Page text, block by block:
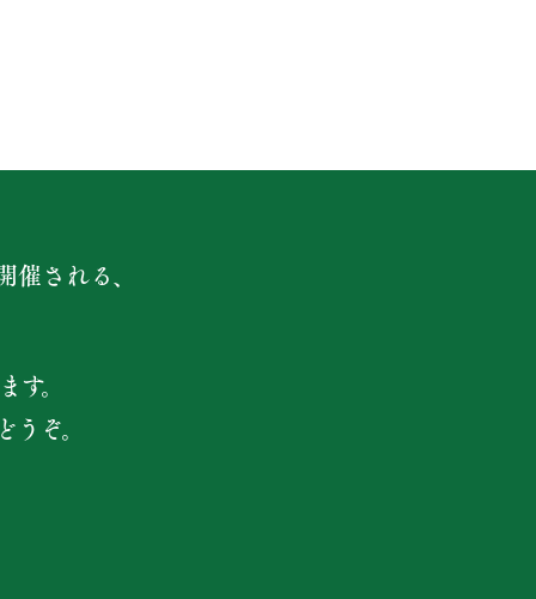
される、
。
ぞ。